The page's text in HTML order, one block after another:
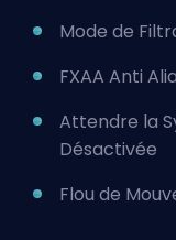
Mode de
FXAA Anti
Attendre la
Désactivée
Flou de